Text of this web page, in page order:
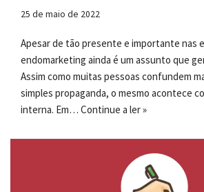
25 de maio de 2022
Apesar de tão presente e importante nas
endomarketing ainda é um assunto que
Assim como muitas pessoas confundem
simples propaganda, o mesmo acontece
interna. Em… Continue a ler »